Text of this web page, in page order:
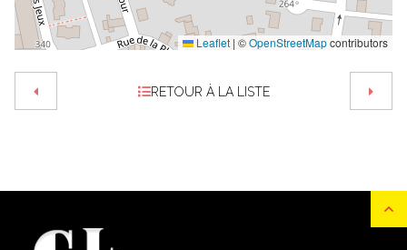
Leaflet | ©OpenStreetMapcontributors
RETOUR À LA LISTE